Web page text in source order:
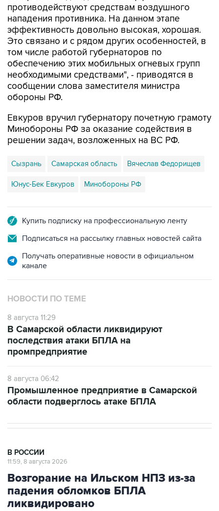
противодействуют средствам воздушного
нападения противника. На данном этапе
эффективность довольно высокая, хорошая.
Это связано и с рядом других особенностей, в
том числе работой губернаторов по
обеспечению этих мобильных огневых групп
необходимыми средствами", - приводятся в
сообщении слова заместителя министра
обороны РФ.
Евкуров вручил губернатору почетную грамоту
Минобороны РФ за оказание содействия в
решении задач, возложенных на ВС РФ.
Сызрань Самарская область Вячеслав Федорищев
Юнус-Бек Евкуров Минобороны РФ
Купить подписку на профессиональную ленту
Подписаться на рассылку главных новостей сайта
Получать оперативные новости в официальном
канале
НОВОСТИ ПО ТЕМЕ
8 августа 11:29
В Самарской области ликвидируют
последствия атаки БПЛА на
промпредприятие
8 августа 06:42
Промышленное предприятие в Самарской
области подверглось атаке БПЛА
В РОССИИ
11:59, 8 августа 2026
Возгорание на Ильском НПЗ из-за
падения обломков БПЛА
ликвидировано